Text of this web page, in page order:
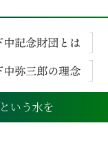
いう水を